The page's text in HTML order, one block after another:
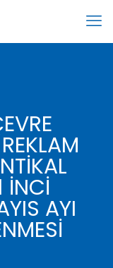
İNCİ
AYI